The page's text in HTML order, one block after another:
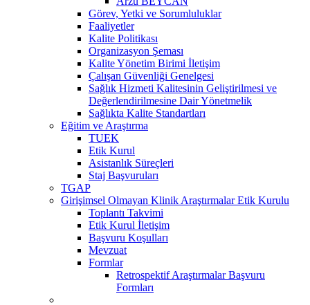
Görev, Yetki ve Sorumluluklar
Faaliyetler
Kalite Politikası
Organizasyon Şeması
Kalite Yönetim Birimi İletişim
Çalışan Güvenliği Genelgesi
Sağlık Hizmeti Kalitesinin Geliştirilmesi ve
Değerlendirilmesine Dair Yönetmelik
Sağlıkta Kalite Standartları
Eğitim ve Araştırma
TUEK
Etik Kurul
Asistanlık Süreçleri
Staj Başvuruları
TGAP
Girişimsel Olmayan Klinik Araştırmalar Etik Kurulu
Toplantı Takvimi
Etik Kurul İletişim
Başvuru Koşulları
Mevzuat
Formlar
Retrospektif Araştırmalar Başvuru
Formları